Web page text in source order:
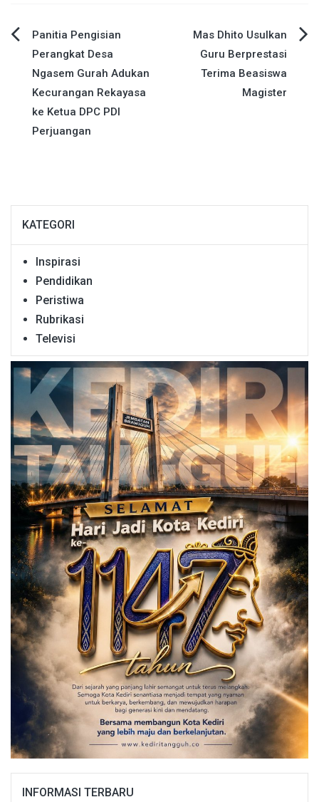
Navigasi
pos
Panitia Pengisian
Perangkat Desa
Ngasem Gurah Adukan
Kecurangan Rekayasa
ke Ketua DPC PDI
Perjuangan
Mas Dhito Usulkan
Guru Berprestasi
Terima Beasiswa
Magister
KATEGORI
Inspirasi
Pendidikan
Peristiwa
Rubrikasi
Televisi
INFORMASI TERBARU